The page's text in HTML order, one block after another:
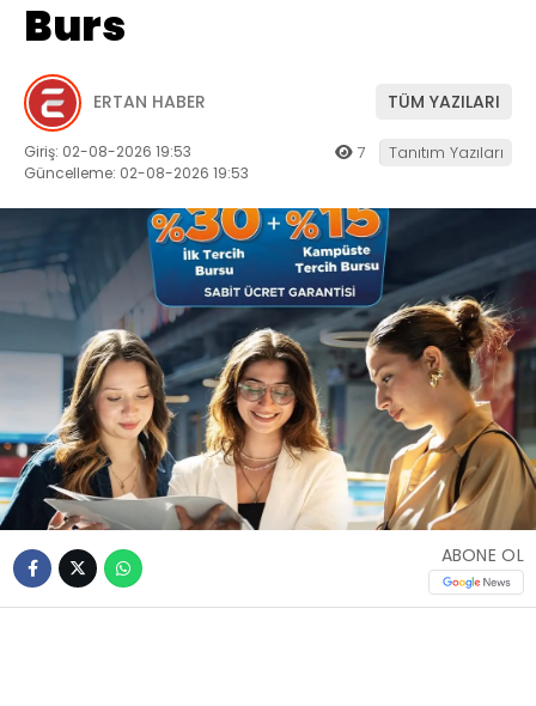
Burs
ERTAN HABER TÜM YAZILARI
Giriş: 02-08-2026 19:53
Güncelleme: 02-08-2026 19:53
7 Tanıtım Yazıları
ABONE OL